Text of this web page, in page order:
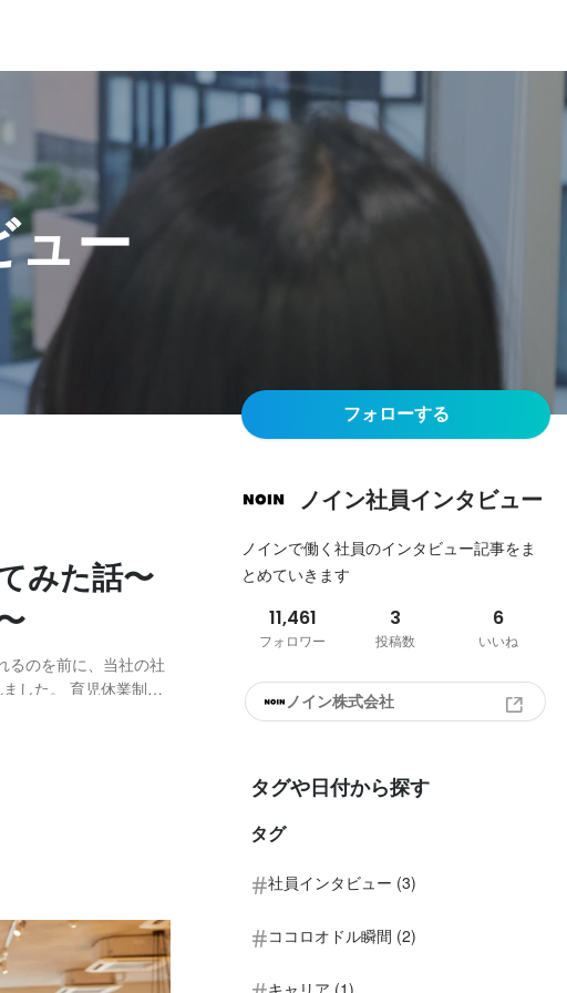
ュー
みた話〜
るのを前に、当社の社
した。 育児休業制度
フォローする
ノイン社員インタビュー
ノインで働く社員のインタビュー記事をま
とめていきます
11,461
フォロワー
3
投稿数
6
いいね
ノイン株式会社
タグや日付から探す
タグ
社員インタビュー (3)
ココロオドル瞬間 (2)
キャリア (1)